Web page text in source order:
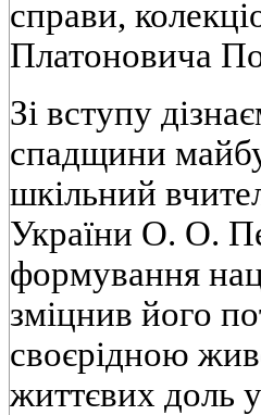
справи,
Платоновича
Зі вступу
спадщини
шкільний
України О. О.
формування
зміцнив його
своєрідною
життєвих доль